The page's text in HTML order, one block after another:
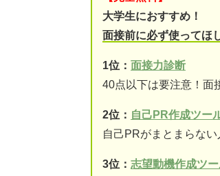
大学生におすすめ！
面接前に必ず使ってほ
1位： 面接力診断
40点以下は要注意！面
2位： 自己PR作成ツー
自己PRがまとまらな
3位： 志望動機作成ツ